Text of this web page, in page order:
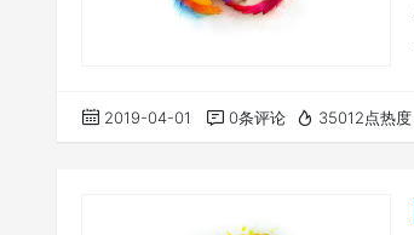
2019-04-01 0条评论 35012点热度